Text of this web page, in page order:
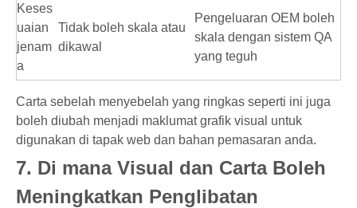
Keses
uaian
jenam
a
Tidak boleh skala atau
dikawal
Pengeluaran OEM boleh
skala dengan sistem QA
yang teguh
Carta sebelah menyebelah yang ringkas seperti ini juga
boleh diubah menjadi maklumat grafik visual untuk
digunakan di tapak web dan bahan pemasaran anda.
7. Di mana Visual dan Carta Boleh
Meningkatkan Penglibatan